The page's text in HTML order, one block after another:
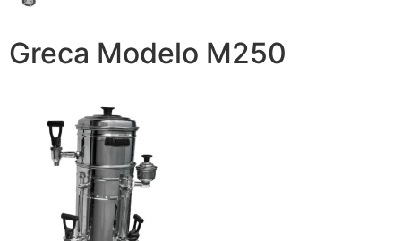
Greca Modelo M250